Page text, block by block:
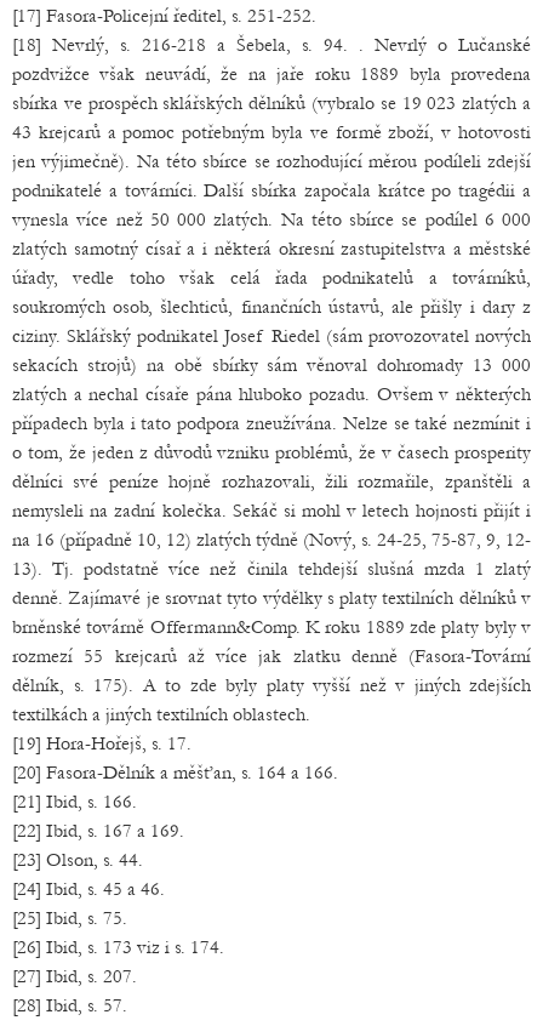
[17] Fasora-Policejní ředitel, s. 251-252.
[18] Nevrlý, s. 216-218 a Šebela, s. 94. . Nevrlý o Lučanské
pozdvižce však neuvádí, že na jaře roku 1889 byla provedena
sbírka ve prospěch sklářských dělníků (vybralo se 19 023 zlatých a
43 krejcarů a pomoc potřebným byla ve formě zboží, v hotovosti
jen výjimečně). Na této sbírce se rozhodující měrou podíleli zdejší
podnikatelé a továrníci. Další sbírka započala krátce po tragédii a
vynesla více než 50 000 zlatých. Na této sbírce se podílel 6 000
zlatých samotný císař a i některá okresní zastupitelstva a městské
úřady, vedle toho však celá řada podnikatelů a továrníků,
soukromých osob, šlechticů, finančních ústavů, ale přišly i dary z
ciziny. Sklářský podnikatel Josef Riedel (sám provozovatel nových
sekacích strojů) na obě sbírky sám věnoval dohromady 13 000
zlatých a nechal císaře pána hluboko pozadu. Ovšem v některých
případech byla i tato podpora zneužívána. Nelze se také nezmínit i
o tom, že jeden z důvodů vzniku problémů, že v časech prosperity
dělníci své peníze hojně rozhazovali, žili rozmařile, zpanštěli a
nemysleli na zadní kolečka. Sekáč si mohl v letech hojnosti přijít i
na 16 (případně 10, 12) zlatých týdně (Nový, s. 24-25, 75-87, 9, 12-
13). Tj. podstatně více než činila tehdejší slušná mzda 1 zlatý
denně. Zajímavé je srovnat tyto výdělky s platy textilních dělníků v
brněnské továrně Offermann&Comp. K roku 1889 zde platy byly v
rozmezí 55 krejcarů až více jak zlatku denně (Fasora-Tovární
dělník, s. 175). A to zde byly platy vyšší než v jiných zdejších
textilkách a jiných textilních oblastech.
[19] Hora-Hořejš, s. 17.
[20] Fasora-Dělník a měšťan, s. 164 a 166.
[21] Ibid, s. 166.
[22] Ibid, s. 167 a 169.
[23] Olson, s. 44.
[24] Ibid, s. 45 a 46.
[25] Ibid, s. 75.
[26] Ibid, s. 173 viz i s. 174.
[27] Ibid, s. 207.
[28] Ibid, s. 57.